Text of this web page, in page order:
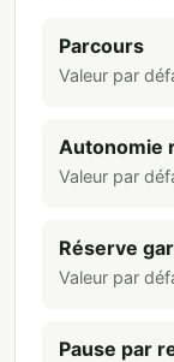
Parcours
Valeur par
Autonomie
Valeur par
Réserve
Valeur par
Pause par